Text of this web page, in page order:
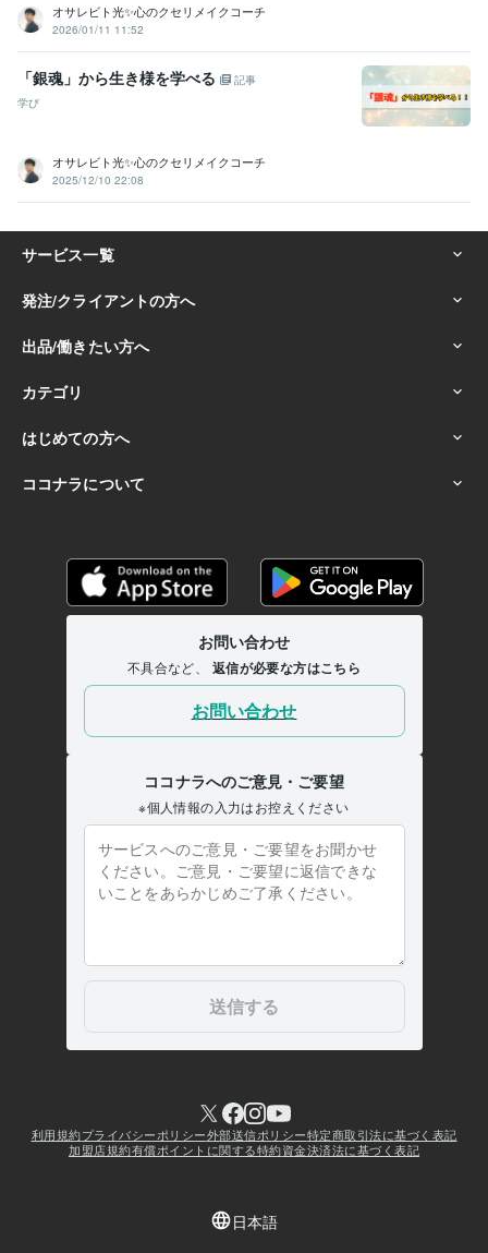
オサレビト光✨️心のクセリメイクコーチ
2026/01/11 11:52
「銀魂」から生き様を学べる
記事
学び
オサレビト光✨️心のクセリメイクコーチ
2025/12/10 22:08